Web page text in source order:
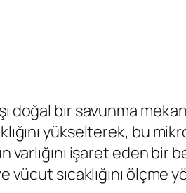
bir savunma
yükselterek, bu
varlığını işaret eden
sıcaklığını